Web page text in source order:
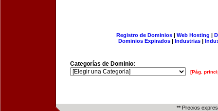
Registro de Dominios| Web Hosting |
Dominios Expirados | Industrias |
Categorías de Dominio:
[Pág.
** Precios